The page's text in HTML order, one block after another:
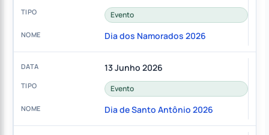
Evento
Dia dos Namorados 2026
13 Junho 2026
Evento
Dia de Santo Antônio 2026